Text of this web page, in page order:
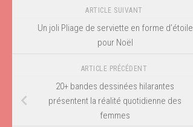
ARTICLE SUIVANT
Un joli Pliage de serviette en forme d’étoile
pour Noël
ARTICLE PRÉCÉDENT
20+ bandes dessinées hilarantes
présentent la réalité quotidienne des
femmes